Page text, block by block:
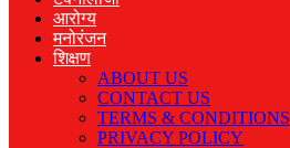
आरोग्य
मनोरंजन
शिक्षण
ABOUT US
CONTACT US
TERMS & CONDITIONS
PRIVACY POLICY